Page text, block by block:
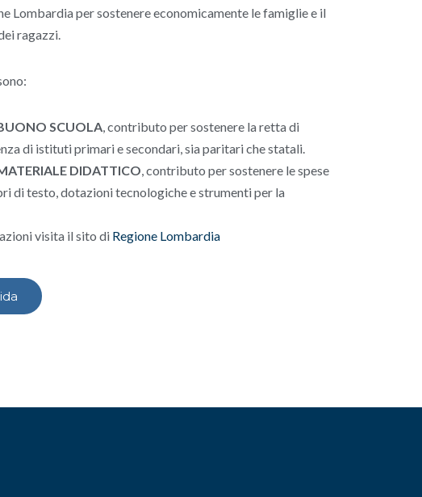
Lombardia per sostenere economicamente le famiglie e il
ragazzi.
SCUOLA, contributo per sostenere la retta di
di istituti primari e secondari, sia paritari che statali.
DIDATTICO, contributo per sostenere le spese
di testo, dotazioni tecnologiche e strumenti per la
visita il sito di Regione Lombardia